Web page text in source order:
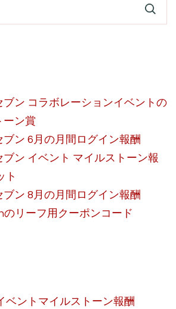
ブン コラボレーションイベントの
ーン賞
ブン 6月の月間ログイン報酬
ブン イベント マイルストーン報
ト
ブン 8月の月間ログイン報酬
のリーフ用クーポンコード
ベントマイルストーン報酬